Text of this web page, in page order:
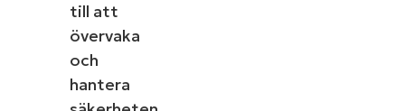
till att
övervaka
och
hantera